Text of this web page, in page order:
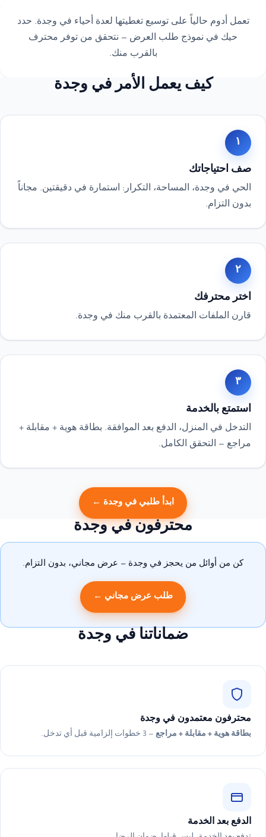
تعمل أدوم حالياً على توسيع تغطيتها لعدة أحياء في وجدة. حدد
حيك في نموذج طلب العرض — نتحقق من توفر محترف
بالقرب منك.
كيف يعمل الأمر في وجدة
١
صف احتياجاتك
الحي في وجدة، المساحة، التكرار: استمارة في دقيقتين. مجاناً
بدون التزام.
٢
اختر محترفك
قارن الملفات المعتمدة بالقرب منك في وجدة.
٣
استمتع بالخدمة
التدخل في المنزل، الدفع بعد الموافقة. بطاقة هوية + مقابلة +
مراجع — التحقق الكامل.
ابدأ طلبي في وجدة ←
محترفون في وجدة
كن من أوائل من يحجز في وجدة — عرض مجاني، بدون التزام.
طلب عرض مجاني ←
ضماناتنا في وجدة
محترفون معتمدون في وجدة
بطاقة هوية + مقابلة + مراجع — 3 خطوات إلزامية قبل أي تدخل.
الدفع بعد الخدمة